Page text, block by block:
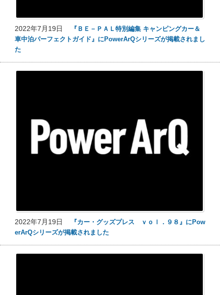
2022年7月19日
『ＢＥ－ＰＡＬ特別編集 キャンピングカー＆
車中泊パーフェクトガイド』にPowerArQシリーズが掲載されまし
た
2022年7月19日
『カー・グッズプレス ｖｏｌ．９８』にPow
erArQシリーズが掲載されました